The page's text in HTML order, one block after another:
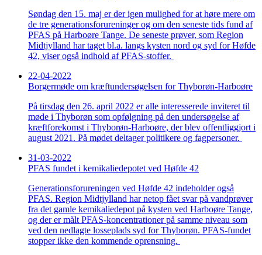
Søndag den 15. maj er der igen mulighed for at høre mere om
de tre generationsforureninger og om den seneste tids fund af
PFAS på Harboøre Tange. De seneste prøver, som Region
Midtjylland har taget bl.a. langs kysten nord og syd for Høfde
42, viser også indhold af PFAS-stoffer.
22-04-2022
Borgermøde om kræftundersøgelsen for Thyborøn-Harboøre
På tirsdag den 26. april 2022 er alle interesserede inviteret til
møde i Thyborøn som opfølgning på den undersøgelse af
kræftforekomst i Thyborøn-Harboøre, der blev offentliggjort i
august 2021. På mødet deltager politikere og fagpersoner.
31-03-2022
PFAS fundet i kemikaliedepotet ved Høfde 42
Generationsforureningen ved Høfde 42 indeholder også
PFAS. Region Midtjylland har netop fået svar på vandprøver
fra det gamle kemikaliedepot på kysten ved Harboøre Tange,
og der er målt PFAS-koncentrationer på samme niveau som
ved den nedlagte losseplads syd for Thyborøn. PFAS-fundet
stopper ikke den kommende oprensning.